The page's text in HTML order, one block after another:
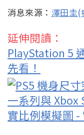
消息來源： 澤田圭
延伸閱讀：
PlayStation 5
先看！